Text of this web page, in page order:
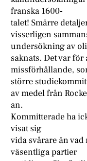
franska 1600-
talet! Smärre
visserligen
undersökning av
saknats. Det var för
missförhållande,
större
av medel från
an.
Kommitterade ha
visat sig
vida svårare än
väsentliga partier